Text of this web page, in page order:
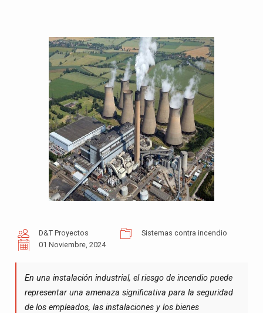
D&T Proyectos
Sistemas contra incendio
01 Noviembre, 2024
En una instalación industrial, el riesgo de incendio puede
representar una amenaza significativa para la seguridad
de los empleados, las instalaciones y los bienes